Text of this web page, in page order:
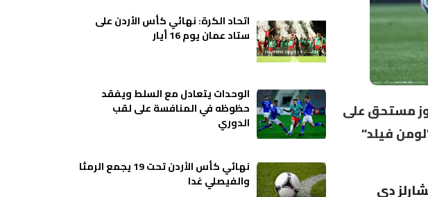
ربع النهائي من كأس العالم 2026، بعد فوز مستحق على
ملعب "لومن فيلد”
دي
اتحاد الكرة: نهائي كأس الأردن على
ستاد عمان يوم 16 أيار
الوحدات يتعادل مع السلط ويفقد
حظوظه في المنافسة على لقب
الدوري
نهائي كأس الأردن تحت 19 يجمع الرمثا
والفيصلي غدا